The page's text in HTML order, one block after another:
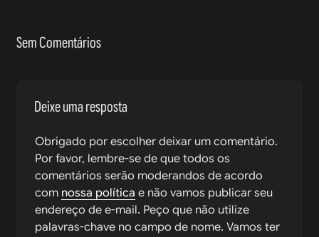
Sem Comentários
Deixe uma resposta
Obrigado por escolher deixar um comentário.
Por favor, lembre-se de que todos os
comentários serão moderandos de acordo
com nossa política e não vamos publicar seu
endereço de e-mail. Peço que não utilize
palavras-chave no campo de nome. Vamos ter